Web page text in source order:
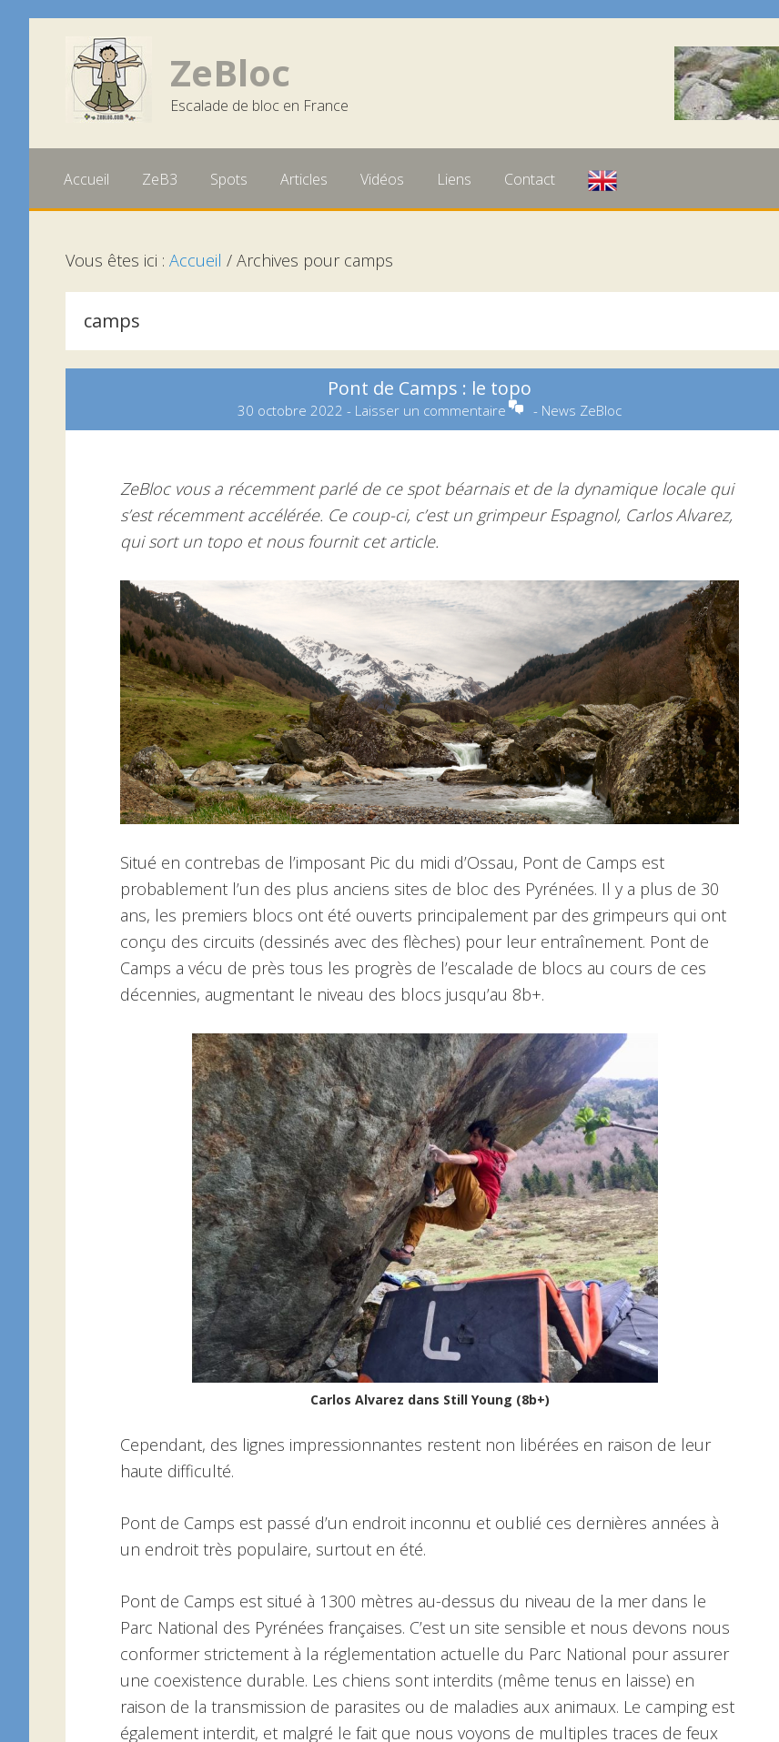
ZeBloc
Escalade de bloc en France
Accueil ZeB3 Spots Articles Vidéos Liens Contact
Vous êtes ici : Accueil / Archives pour camps
camps
Pont de Camps : le topo
30 octobre 2022 - Laisser un commentaire - News ZeBloc
ZeBloc vous a récemment parlé de ce spot béarnais et de la dynamique locale qui
s’est récemment accélérée. Ce coup-ci, c’est un grimpeur Espagnol, Carlos Alvarez,
qui sort un topo et nous fournit cet article.
Situé en contrebas de l’imposant Pic du midi d’Ossau, Pont de Camps est
probablement l’un des plus anciens sites de bloc des Pyrénées. Il y a plus de 30
ans, les premiers blocs ont été ouverts principalement par des grimpeurs qui ont
conçu des circuits (dessinés avec des flèches) pour leur entraînement. Pont de
Camps a vécu de près tous les progrès de l’escalade de blocs au cours de ces
décennies, augmentant le niveau des blocs jusqu’au 8b+.
Carlos Alvarez dans Still Young (8b+)
Cependant, des lignes impressionnantes restent non libérées en raison de leur
haute difficulté.
Pont de Camps est passé d’un endroit inconnu et oublié ces dernières années à
un endroit très populaire, surtout en été.
Pont de Camps est situé à 1300 mètres au-dessus du niveau de la mer dans le
Parc National des Pyrénées françaises. C’est un site sensible et nous devons nous
conformer strictement à la réglementation actuelle du Parc National pour assurer
une coexistence durable. Les chiens sont interdits (même tenus en laisse) en
raison de la transmission de parasites ou de maladies aux animaux. Le camping est
également interdit, et malgré le fait que nous voyons de multiples traces de feux